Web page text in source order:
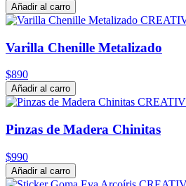
Añadir al carro
Varilla Chenille Metalizado
$890
Añadir al carro
Pinzas de Madera Chinitas
$990
Añadir al carro